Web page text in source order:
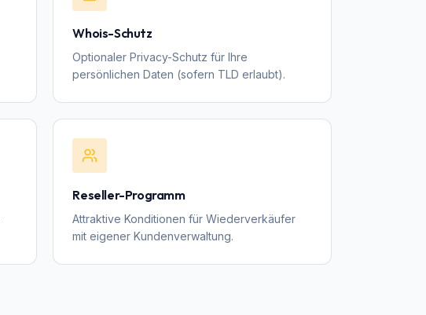
Whois-Schutz
Optionaler Privacy-Schutz für Ihre
persönlichen Daten (sofern TLD erlaubt).
Reseller-Programm
Attraktive Konditionen für Wiederverkäufer
mit eigener Kundenverwaltung.